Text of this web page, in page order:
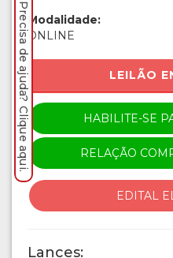
Modalidade:
ONLINE
LEILÃO
HABILITE-SE
RELAÇÃO
EDITAL
Lances:
Precisa de ajuda? Clique aqui.